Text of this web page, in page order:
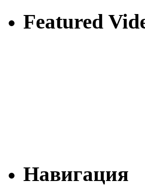
Featured
Навигация